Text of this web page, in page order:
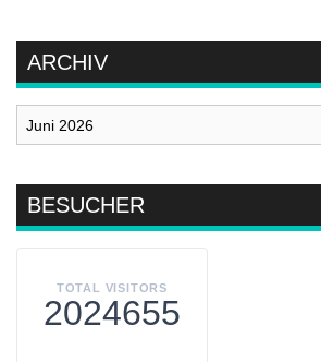
ARCHIV
Archiv
BESUCHER
TOTAL VISITORS
2024655